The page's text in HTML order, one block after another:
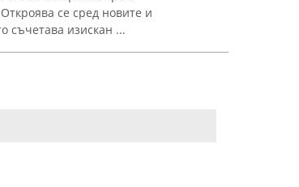
се сред новите и
съчетава изискан ...